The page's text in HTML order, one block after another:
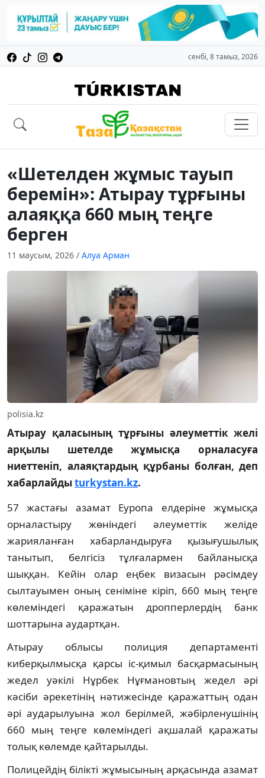
сенбі, 8 тамыз, 2026
«Шетелден жұмыс тауып
беремін»: Атырау тұрғыны
алаяққа 660 мың теңге
берген
11 маусым, 2026 / Алуа Арман
polisia.kz
Атырау қаласының тұрғыны әлеуметтік желі
арқылы шетелде жұмысқа орналасуға
ниеттеніп, алаяқтардың құрбаны болған, деп
хабарлайдыturkystan.kz.
57 жастағы азамат Еуропа елдеріне жұмысқа
орналастыру жөніндегі әлеуметтік желіде
жарияланған хабарландыруға қызығушылық
танытып, белгісіз тұлғалармен байланысқа
шыққан. Кейін олар еңбек визасын рәсімдеу
сылтауымен оның сеніміне кіріп, 660 мың теңге
көлеміндегі қаражатын дропперлердің банк
шоттарына аудартқан.
Атырау облысы полиция департаменті
киберқылмысқа қарсы іс-қимыл басқармасының
жедел уәкілі Нұрбек Нұғмановтың жедел әрі
кәсіби әрекетінің нәтижесінде қаражаттың одан
әрі аударылуына жол берілмей, жәбірленушінің
660 мың теңге көлеміндегі ақшалай қаражаты
толық көлемде қайтарылды.
Полицейдің білікті жұмысының арқасында азамат